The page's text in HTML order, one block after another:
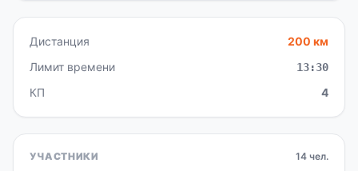
Дистанция
200 км
Лимит времени
13:30
КП 4
УЧАСТНИКИ 14 чел.